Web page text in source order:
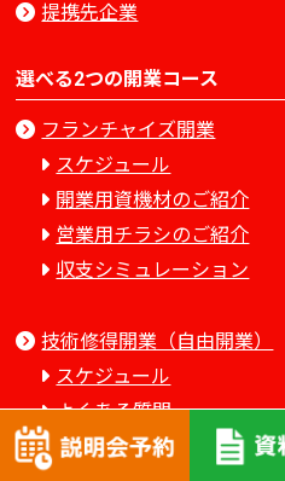
提携先企業
選べる2つの開業コース
フランチャイズ開業
スケジュール
開業用資機材のご紹介
営業用チラシのご紹介
収支シミュレーション
技術修得開業（自由開業）
スケジュール
よくある質問